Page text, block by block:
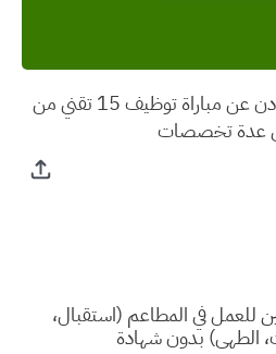
يعلن قطاع الطاقة والمعادن عن مباراة توظيف 15 تقني من
في المطاعم (استقبال،
الطهي) بدون شهادة